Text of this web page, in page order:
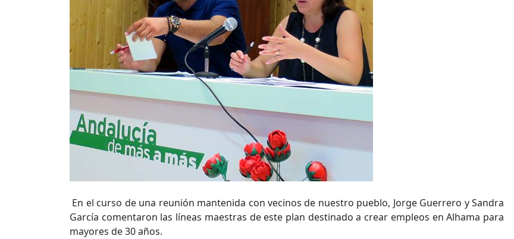
En el curso de una reunión mantenida con vecinos de nuestro pueblo, Jorge Guerrero y Sandra
García comentaron las líneas maestras de este plan destinado a crear empleos en Alhama para
mayores de 30 años.